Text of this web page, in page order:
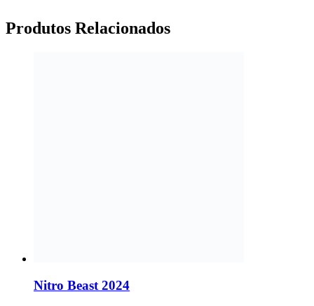
Produtos Relacionados
Nitro Beast 2024